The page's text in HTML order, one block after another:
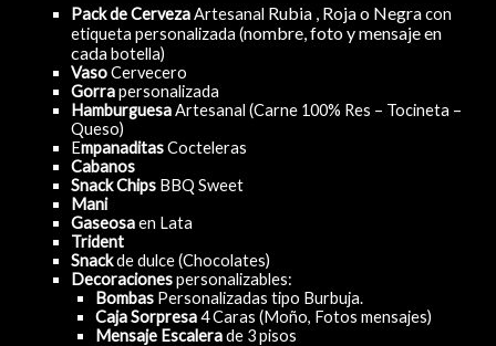
Pack de CervezaArtesanal Rubia , Roja o Negracon
etiqueta personalizada (nombre, foto y mensaje en
cadabotella)
VasoCervecero
Gorrapersonalizada
HamburguesaArtesanal (Carne 100% Res – Tocineta –
Queso)
EmpanaditasCocteleras
Cabanos
Snack ChipsBBQ Sweet
Mani
Gaseosaen Lata
Trident
Snackde dulce (Chocolates)
Decoracionespersonalizables:
BombasPersonalizadas tipo Burbuja.
Caja Sorpresa4 Caras (Moño, Fotos mensajes)
Mensaje Escalerade 3 pisos